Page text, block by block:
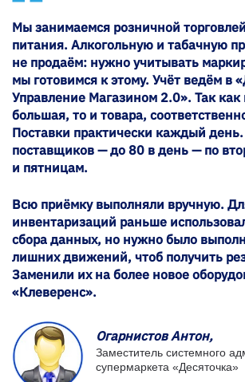
Мы занимаемся розничной
питания. Алкогольную и табачную
не продаём: нужно учитывать
мы готовимся к этому. Учёт ведём в
Управление Магазином 2.0». Так как
большая, то и товара,
Поставки практически каждый
поставщиков — до 80 в день — по
и пятницам.
Всю приёмку выполняли вручную.
инвентаризаций раньше
сбора данных, но нужно было
лишних движений, чтоб получить
Заменили их на более новое
«Клеверенс».
Огарнистов Антон,
Заместитель системного
супермаркета «Десяточка»